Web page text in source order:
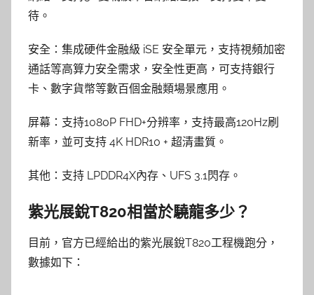
待。
安全：集成硬件金融級 iSE 安全單元，支持視頻加密
通話等高算力安全需求，安全性更高，可支持銀行
卡、數字貨幣等數百個金融類場景應用。
屏幕：支持1080P FHD+分辨率，支持最高120Hz刷
新率，並可支持 4K HDR10 + 超清畫質。
其他：支持 LPDDR4X內存、UFS 3.1閃存。
紫光展銳T820相當於驍龍多少？
目前，官方已經給出的紫光展銳T820工程機跑分，
數據如下：